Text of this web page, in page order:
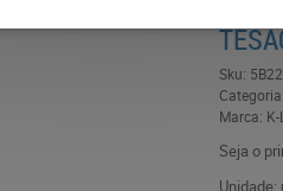
Sku:
Categoria:
Marca:
Seja o
Unidade: